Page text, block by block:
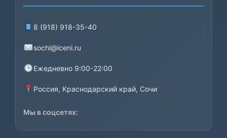
8 (918) 918-35-40
sochi@iceni.ru
Ежедневно 9:00-22:00
Россия, Краснодарский край, Сочи
Мы в соцсетях: